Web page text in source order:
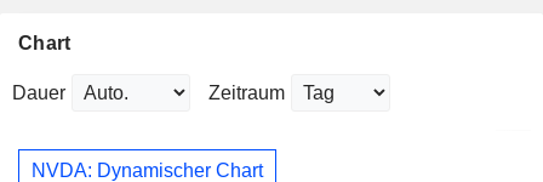
Chart
Dauer Zeitraum
NVDA: Dynamischer Chart